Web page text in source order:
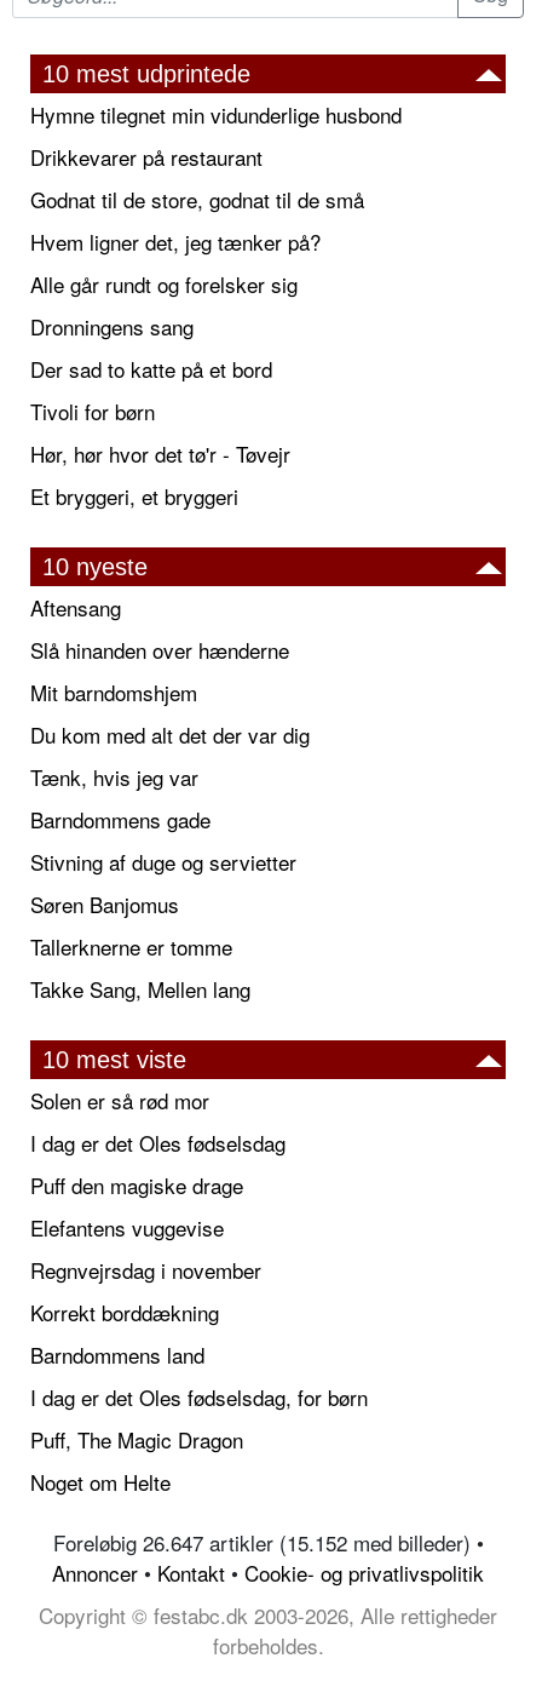
10 mest udprintede
Hymne tilegnet min vidunderlige husbond
Drikkevarer på restaurant
Godnat til de store, godnat til de små
Hvem ligner det, jeg tænker på?
Alle går rundt og forelsker sig
Dronningens sang
Der sad to katte på et bord
Tivoli for børn
Hør, hør hvor det tø'r - Tøvejr
Et bryggeri, et bryggeri
10 nyeste
Aftensang
Slå hinanden over hænderne
Mit barndomshjem
Du kom med alt det der var dig
Tænk, hvis jeg var
Barndommens gade
Stivning af duge og servietter
Søren Banjomus
Tallerknerne er tomme
Takke Sang, Mellen lang
10 mest viste
Solen er så rød mor
I dag er det Oles fødselsdag
Puff den magiske drage
Elefantens vuggevise
Regnvejrsdag i november
Korrekt borddækning
Barndommens land
I dag er det Oles fødselsdag, for børn
Puff, The Magic Dragon
Noget om Helte
Foreløbig 26.647 artikler (15.152 med billeder) •
Annoncer • Kontakt • Cookie- og privatlivspolitik
Copyright © festabc.dk 2003-2026, Alle rettigheder
forbeholdes.